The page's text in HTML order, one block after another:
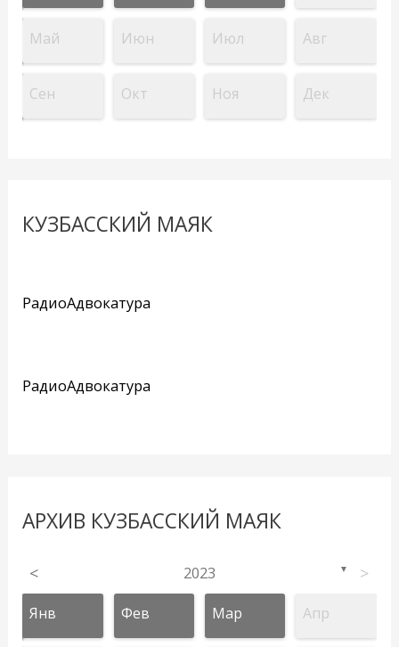
Май Июн Июл Авг
Сен Окт Ноя Дек
КУЗБАССКИЙ МАЯК
РадиоАдвокатура
РадиоАдвокатура
АРХИВ КУЗБАССКИЙ МАЯК
< 2023 ▼ >
Янв Фев Мар Апр